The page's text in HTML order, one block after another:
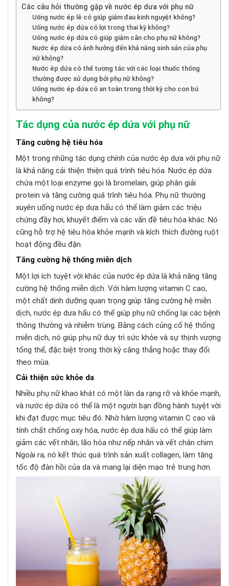
Các câu hỏi thường gặp về nước ép dưa với phụ nữ
Uống nước ép lê có giúp giảm đau kinh nguyệt không?
Uống nước ép dứa có lợi trong thai kỳ không?
Uống nước ép dứa có giúp giảm cân cho phụ nữ không?
Nước ép dứa có ảnh hưởng đến khả năng sinh sản của phụ
nữ không?
Nước ép dứa có thể tương tác với các loại thuốc thông
thường được sử dụng bởi phụ nữ không?
Uống nước ép dứa có an toàn trong thời kỳ cho con bú
không?
Tác dụng của nước ép dứa với phụ nữ
Tăng cường hệ tiêu hóa
Một trong những tác dụng chính của nước ép dưa với phụ nữ
là khả năng cải thiện thiện quá trình tiêu hóa. Nước ép dứa
chứa một loại enzyme gọi là bromelain, giúp phân giải
protein và tăng cường quá trình tiêu hóa. Phụ nữ thường
xuyên uống nước ép dưa hấu có thể làm giảm các triệu
chứng đầy hơi, khuyết điểm và các vấn đề tiêu hóa khác. Nó
cũng hỗ trợ hệ tiêu hóa khỏe mạnh và kích thích đường ruột
hoạt động đều đặn.
Tăng cường hệ thống miễn dịch
Một lợi ích tuyệt vời khác của nước ép dứa là khả năng tăng
cường hệ thống miễn dịch. Với hàm lượng vitamin C cao,
một chất dinh dưỡng quan trọng giúp tăng cường hệ miễn
dịch, nước ép dưa hấu có thể giúp phụ nữ chống lại các bệnh
thông thường và nhiễm trùng. Bằng cách củng cố hệ thống
miễn dịch, nó giúp phụ nữ duy trì sức khỏe và sự thịnh vượng
tổng thể, đặc biệt trong thời kỳ căng thẳng hoặc thay đổi
theo mùa.
Cải thiện sức khỏe da
Nhiều phụ nữ khao khát có một làn da rạng rỡ và khỏe mạnh,
và nước ép dứa có thể là một người bạn đồng hành tuyệt vời
khi đạt được mục tiêu đó. Nhờ hàm lượng vitamin C cao và
tính chất chống oxy hóa, nước ép dưa hấu có thể giúp làm
giảm các vết nhăn, lão hóa như nếp nhăn và vết chân chim.
Ngoài ra, nó kết thúc quá trình sản xuất collagen, làm tăng
tốc độ đàn hồi của da và mang lại diện mạo trẻ trung hơn.